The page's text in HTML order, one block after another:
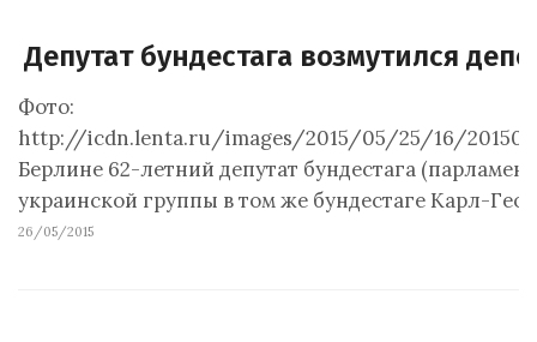
Депутат бундестага возмутился
Фото:
http://icdn.lenta.ru/images/2015/05/25/16/
Берлине 62-летний депутат бундестага
украинской группы в том же бундестаге Карл-
26/05/2015